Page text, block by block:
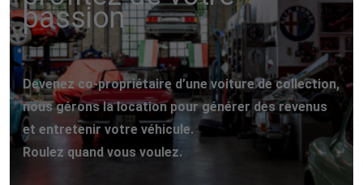
passion
Devenez co-propriétaire d’une voiture de collection,
nous gérons la location pour générer des revenus
et entretenir votre véhicule.
Roulez quand vous voulez.